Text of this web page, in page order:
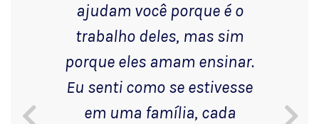
ajudam você porque é o
trabalho deles, mas sim
porque eles amam ensinar.
Eu senti como se estivesse
em uma família, cada